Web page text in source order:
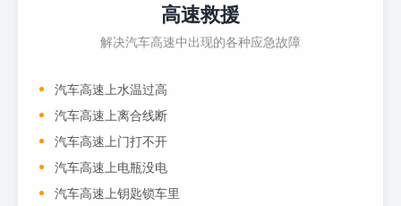
高速救援
解决汽车高速中出现的各种应急故障
汽车高速上水温过高
汽车高速上离合线断
汽车高速上门打不开
汽车高速上电瓶没电
汽车高速上钥匙锁车里